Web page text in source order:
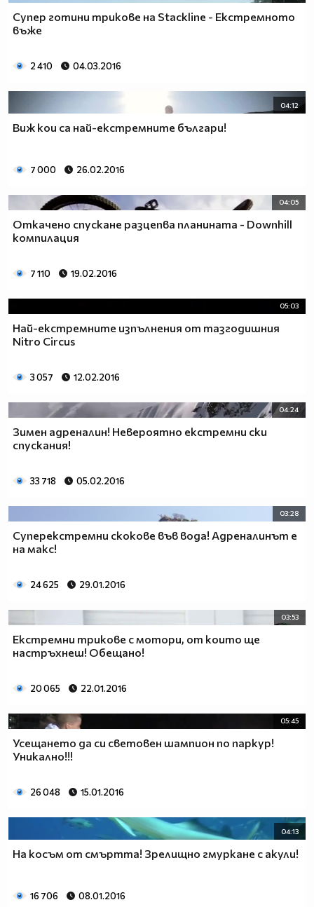
Супер готини трикове на Stackline - Екстремното
въже
2 410 04.03.2016
04:12
Виж кои са най-екстремните българи!
7 000 26.02.2016
04:05
Откачено спускане разцепва планината - Downhill
компилация
7 110 19.02.2016
05:03
Най-екстремните изпълнения от тазгодишния
Nitro Circus
3 057 12.02.2016
04:24
Зимен адреналин! Невероятно екстремни ски
спускания!
33 718 05.02.2016
03:28
Суперекстремни скокове във вода! Адреналинът е
на макс!
24 625 29.01.2016
03:53
Екстремни трикове с мотори, от които ще
настръхнеш! Обещано!
20 065 22.01.2016
05:45
Усещането да си световен шампион по паркур!
Уникално!!!
26 048 15.01.2016
04:13
На косъм от смъртта! Зрелищно гмуркане с акули!
16 706 08.01.2016